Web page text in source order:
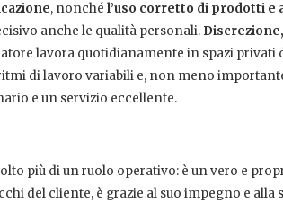
, nonché l’uso corretto di prodotti e
anche le qualità personali.
lavora quotidianamente in spazi privati
di lavoro variabili e, non meno
e un servizio eccellente.
più di un ruolo operativo: è un vero e
del cliente, è grazie al suo impegno e alla